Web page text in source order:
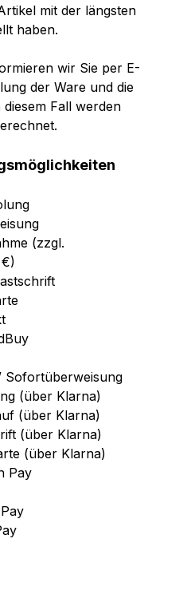
mit der längsten
haben.
wir Sie per E-
der Ware und die
Fall werden
(zzgl.
(über Klarna)
(über Klarna)
(über Klarna)
(über Klarna)
Pay